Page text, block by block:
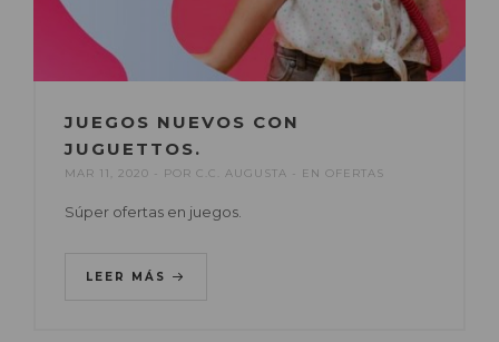
JUEGOS NUEVOS CON
JUGUETTOS.
MAR 11, 2020 POR C.C. AUGUSTA EN OFERTAS
Súper ofertas en juegos.
LEER MÁS